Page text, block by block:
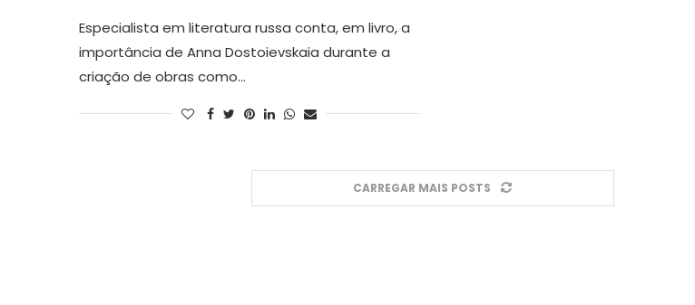
Especialista em literatura russa conta, em livro, a
importância de Anna Dostoievskaia durante a
criação de obras como…
CARREGAR MAIS POSTS